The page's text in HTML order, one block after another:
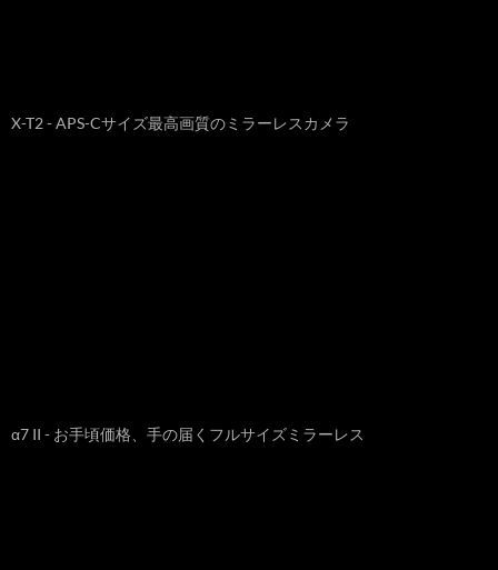
X-T2 - APS-Cサイズ最高画質のミラーレスカメラ
α7 II - お手頃価格、手の届くフルサイズミラーレス